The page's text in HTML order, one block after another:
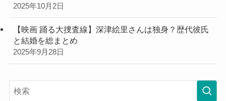
2025年10月2日
【映画 踊る大捜査線】深津絵里さんは独身？歴代彼氏
と結婚を総まとめ
2025年9月28日